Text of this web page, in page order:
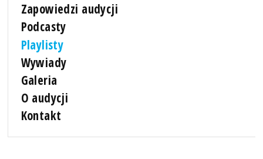
Zapowiedzi audycji
Podcasty
Playlisty
Wywiady
Galeria
O audycji
Kontakt